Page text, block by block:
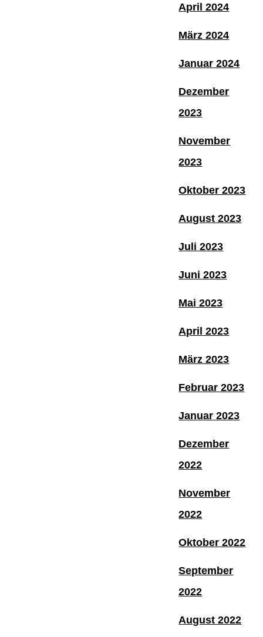
April 2024
März 2024
Januar 2024
Dezember
2023
November
2023
Oktober 2023
August 2023
Juli 2023
Juni 2023
Mai 2023
April 2023
März 2023
Februar 2023
Januar 2023
Dezember
2022
November
2022
Oktober 2022
September
2022
August 2022